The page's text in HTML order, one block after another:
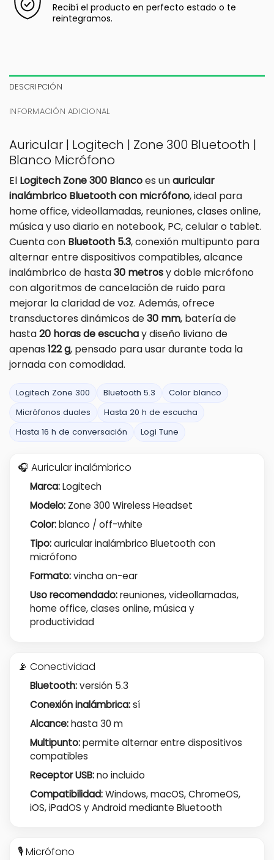
Recibí el producto en perfecto estado o te
reintegramos.
DESCRIPCIÓN
INFORMACIÓN ADICIONAL
Auricular | Logitech | Zone 300 Bluetooth |
Blanco Micrófono
El Logitech Zone 300 Blancoes unauricular
inalámbrico Bluetooth con micrófono, ideal para
home office, videollamadas, reuniones, clases online,
música y uso diario en notebook, PC, celular o tablet.
Cuenta con Bluetooth 5.3, conexión multipunto para
alternar entre dispositivos compatibles, alcance
inalámbrico de hasta30 metrosy doble micrófono
con algoritmos de cancelación de ruido para
mejorar la claridad de voz. Además, ofrece
transductores dinámicos de30 mm, batería de
hasta20 horas de escuchay diseño liviano de
apenas 122 g, pensado para usar durante toda la
jornada con comodidad.
Logitech Zone 300 Bluetooth 5.3
Color blanco
Micrófonos duales
Hasta 20 h de escucha
Hasta 16 h de conversación
Logi Tune
🎧 Auricular inalámbrico
Marca:Logitech
Modelo:Zone 300 Wireless Headset
Color:blanco / off-white
Tipo:auricular inalámbrico Bluetooth con
micrófono
Formato:vincha on-ear
Uso recomendado:reuniones, videollamadas,
home office, clases online, música y
productividad
📡 Conectividad
Bluetooth:versión 5.3
Conexión inalámbrica:sí
Alcance:hasta 30 m
Multipunto:permite alternar entre dispositivos
compatibles
Receptor USB:no incluido
Compatibilidad:Windows, macOS, ChromeOS,
iOS, iPadOS y Android mediante Bluetooth
🎙️ Micrófono